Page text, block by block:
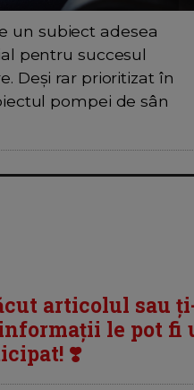
un subiect adesea
pentru succesul
Deși rar prioritizat în
pompei de sân
articolul sau
le pot
❣️